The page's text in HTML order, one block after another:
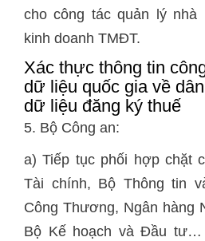
cho công tác quản lý nhà
kinh doanh TMĐT.
Xác thực thông tin
dữ liệu quốc gia về
dữ liệu đăng ký thuế
5. Bộ Công an:
a) Tiếp tục phối hợp chặt
Tài chính, Bộ Thông tin
Công Thương, Ngân hàng
Bộ Kế hoạch và Đầu